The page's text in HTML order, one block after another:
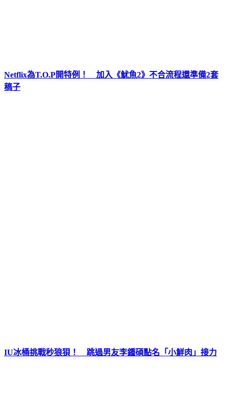
Netflix為T.O.P開特例！ 加入《魷魚2》不合流程還準備2套
稿子
IU冰桶挑戰秒狼狽！ 跳過男友李鍾碩點名「小鮮肉」接力